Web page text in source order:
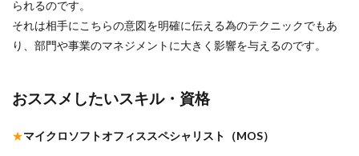
られるのです。
それは相手にこちらの意図を明確に伝える為のテクニックでもあ
り、部門や事業のマネジメントに大きく影響を与えるのです。
おススメしたいスキル・資格
★マイクロソフトオフィススペシャリスト（MOS）